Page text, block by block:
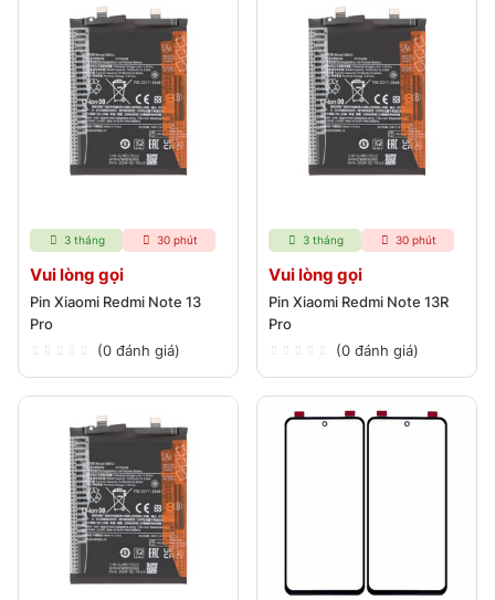
3 tháng 30 phút
Vui lòng gọi
Pin Xiaomi Redmi Note 13
Pro
(0 đánh giá)
3 tháng 30 phút
Vui lòng gọi
Pin Xiaomi Redmi Note 13R
Pro
(0 đánh giá)